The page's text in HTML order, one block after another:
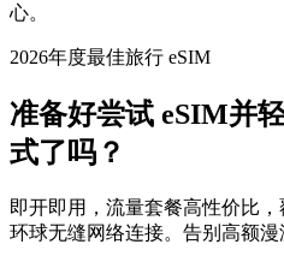
心。
2026年度最佳旅行 eSIM
准备好尝试 eSIM并
式了吗？
即开即用，流量套餐高性价比
环球无缝网络连接。告别高额漫